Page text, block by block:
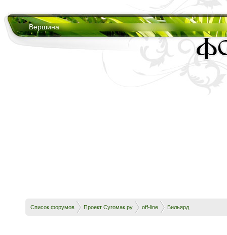
Вершина
Список форумов Проект Сугомак.ру off-line Бильярд